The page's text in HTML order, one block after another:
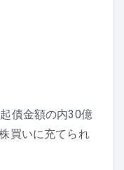
債金額の内30億
買いに充てられ